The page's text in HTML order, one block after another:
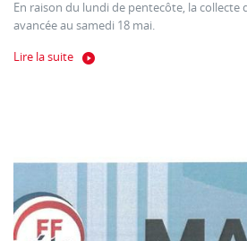
En raison du lundi de pentecôte, la collecte
avancée au samedi 18 mai.
Lire la suite